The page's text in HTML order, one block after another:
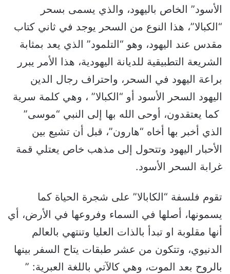
الأسود” الخاص باليهود، والذي يسمى بسحر
“الكبالا”، هذا النوع من السحر يوجد في ثاني كتاب
مقدس عند اليهود، وهو “التلمود” الذي يعد بمثابة
الشريعة التطبيقية للديانة اليهودية، هذا الأمر يبرر
براعة اليهود في السحر، واحتراف رجال الدين
اليهود السحر الأسود أو “الكبالا” ، وهي كلمة سرية
كما يعتقدون، أوحى الله بها إلى النبي “موسى”
الذي أخبر بها أخاه “هارون”، قبل أن تشيع بين
الأحبار اليهود وتتحول إلى مذهب خاص يعتلي قمة
غرابة السحر الأسود.
تقوم فلسفة “الكابالا” على شجرة الحياة كما
يسمونها، أصلها في السماء وفروعها في الأرض، أي
أنها مقلوبة او تبدأ بالذات العليا وتنتهي بالعالم
الدنيوي، وتتكون من عشر طبقات يتاح السفر بينها
بالروح بعد الموت، وهي كالآتي باللغة العبرية: ”